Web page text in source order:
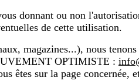
donnant ou non
de cette utilisation.
magazines...), nous
OPTIMISTE :
êtes sur la page